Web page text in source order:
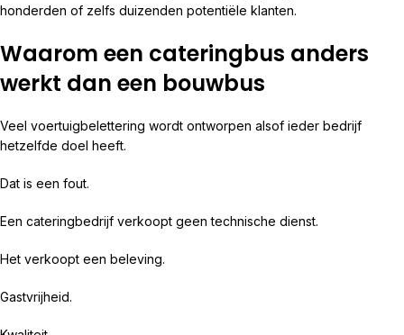
honderden of zelfs duizenden potentiële klanten.
Waarom een cateringbus anders
werkt dan een bouwbus
Veel voertuigbelettering wordt ontworpen alsof ieder bedrijf
hetzelfde doel heeft.
Dat is een fout.
Een cateringbedrijf verkoopt geen technische dienst.
Het verkoopt een beleving.
Gastvrijheid.